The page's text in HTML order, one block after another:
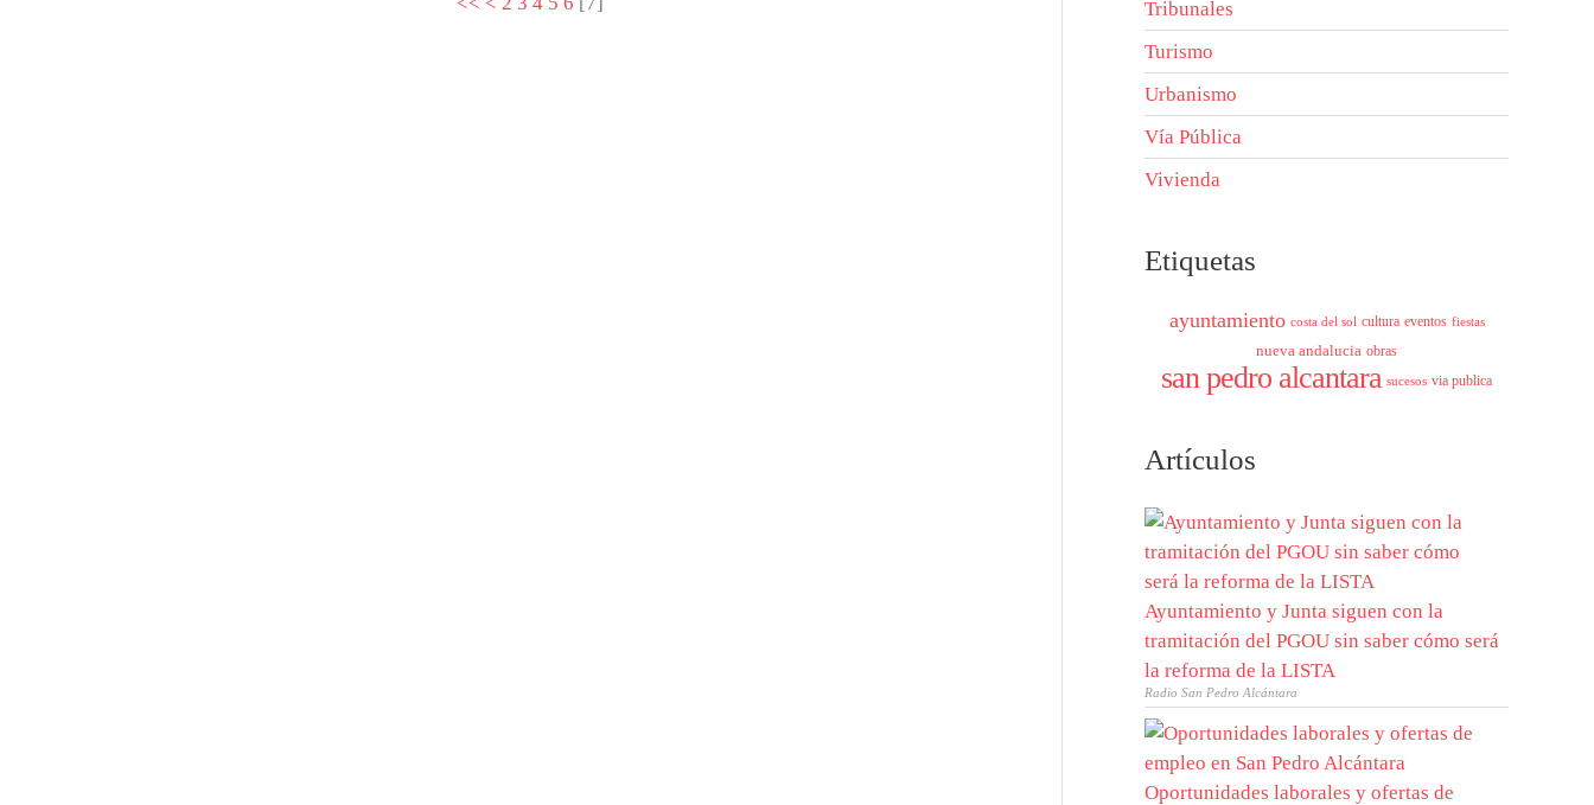
Tribunales
Turismo
Urbanismo
Vía Pública
Vivienda
Etiquetas
ayuntamiento costa del sol cultura eventos fiestas
nueva andalucia obras
san pedro alcantara sucesos via publica
Artículos
Ayuntamiento y Junta siguen con la
tramitación del PGOU sin saber cómo será
la reforma de la LISTA
Radio San Pedro Alcántara
Oportunidades laborales y ofertas de